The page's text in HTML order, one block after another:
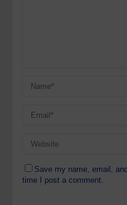
Save my name, email,
time I post a comment.